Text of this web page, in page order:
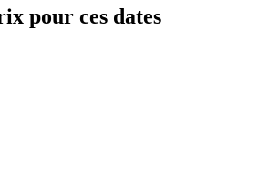
pour ces dates